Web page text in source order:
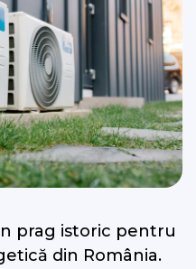
prag istoric pentru
din România.